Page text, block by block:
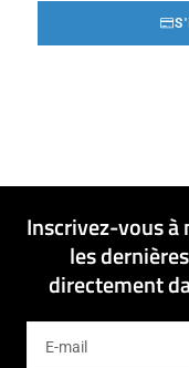
Inscrivez-vous
les
directement